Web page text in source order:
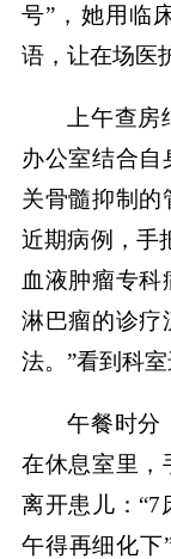
号”，她用临
语，让在场医
上午查
办公室结合自
关骨髓抑制的
近期病例，手
血液肿瘤专科
淋巴瘤的诊疗
法。”看到科
午餐时分
在休息室里，
离开患儿：
午得再细化下